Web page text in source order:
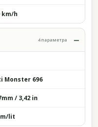
km/h
4 параметра
Monster 696
/ 3,42 in
lit